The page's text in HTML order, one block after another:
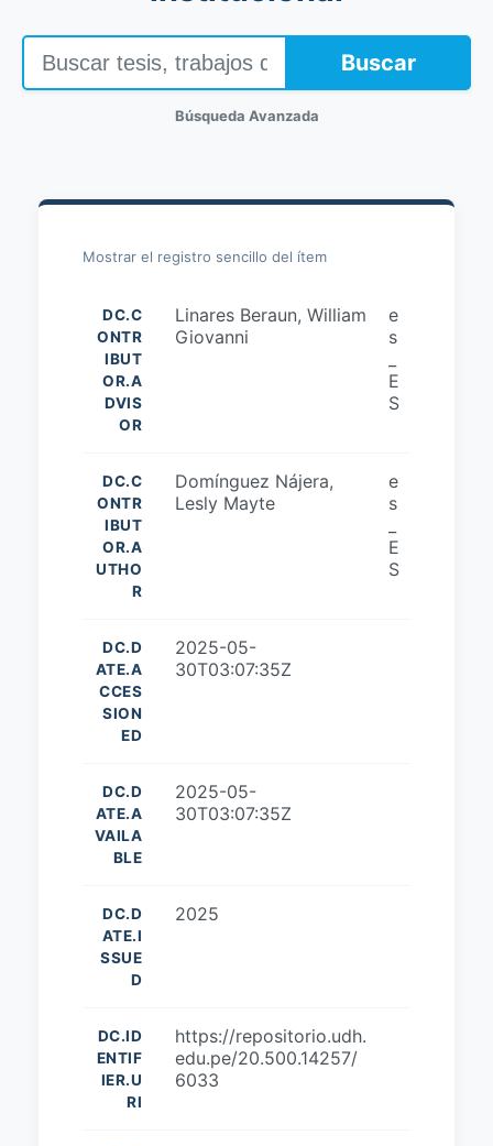
Buscar
Búsqueda Avanzada
Mostrar el registro sencillo del ítem
DC.C
ONTR
IBUT
OR.A
DVIS
OR
Linares Beraun, William
Giovanni
e
s
E
S
DC.C
ONTR
IBUT
OR.A
UTHO
R
Domínguez Nájera,
Lesly Mayte
e
s
E
S
DC.D
ATE.A
CCES
SION
ED
2025-05-
30T03:07:35Z
DC.D
ATE.A
VAILA
BLE
2025-05-
30T03:07:35Z
DC.D
ATE.I
SSUE
D
2025
DC.ID
ENTIF
IER.U
RI
https://repositorio.udh.
edu.pe/20.500.14257/
6033